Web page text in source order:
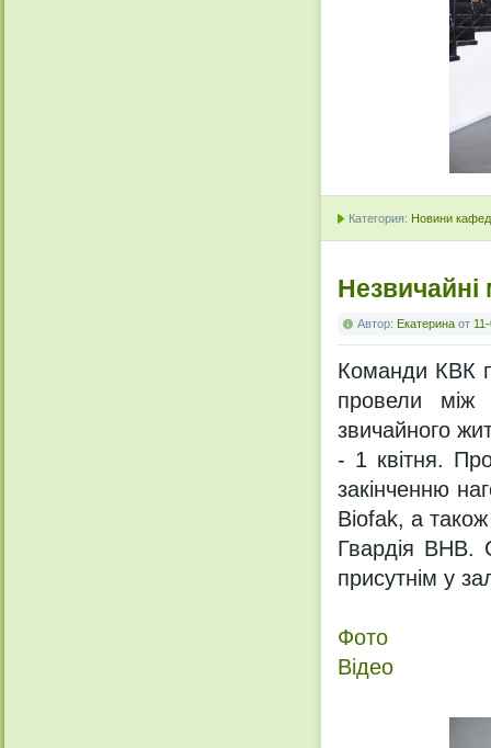
Категория: Новини
Автор: Екатерина от
Команди КВК
провели між
звичайного
- 1 квітня.
закінченню
Biofak, а
Гвардія ВНВ.
присутнім у
Фото
Відео